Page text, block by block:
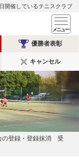
開催しているテニスクラブ
スピリッツテニスクラ
優勝者表彰
キャンセル
の登録・登録抹消 受